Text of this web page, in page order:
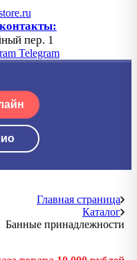
пер. 1
Telegram
Главная страница
Каталог
Банные принадлежности